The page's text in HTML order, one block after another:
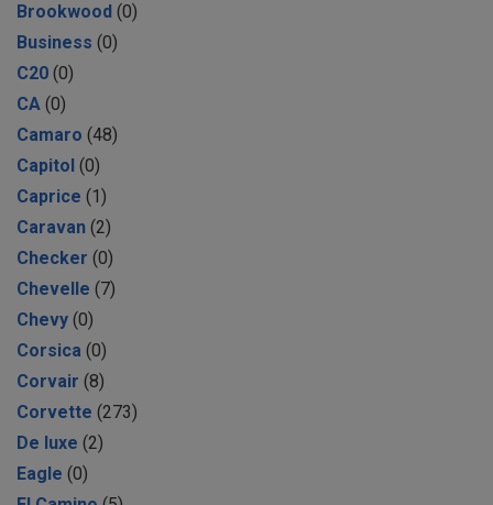
Brookwood (0)
Business (0)
C20 (0)
CA (0)
Camaro (48)
Capitol (0)
Caprice (1)
Caravan (2)
Checker (0)
Chevelle (7)
Chevy (0)
Corsica (0)
Corvair (8)
Corvette (273)
De luxe (2)
Eagle (0)